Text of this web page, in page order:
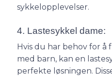
sykkelopplevelser.
4. Lastesykkel dame:
Hvis du har behov for å
med barn, kan en
perfekte løsningen.